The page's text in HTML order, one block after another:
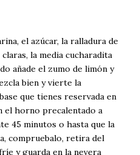
el azúcar, la ralladura de
la media cucharadita
añade el zumo de limón y
bien y vierte la
que tienes reservada en
el horno precalentado a
45 minutos o hasta que la
compruebalo, retira del
y guarda en la nevera